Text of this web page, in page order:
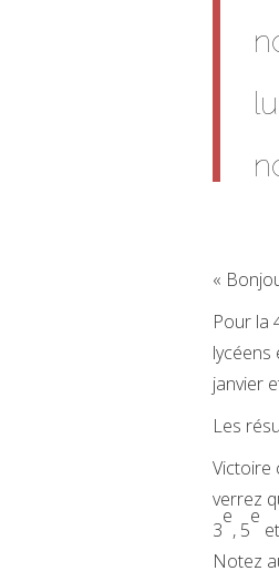
«
Pour la
lycéens
janvier
Les
Victoire
verrez
3
e
, 5
e
Notez